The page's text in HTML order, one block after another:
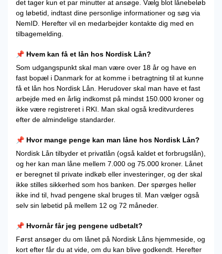
det tager kun et par minutter at ansøge. Vælg blot lånebeløb
og løbetid, indtast dine personlige informationer og søg via
NemID. Herefter vil en medarbejder kontakte dig med en
tilbagemelding.
📌 Hvem kan få et lån hos Nordisk Lån?
Som udgangspunkt skal man være over 18 år og have en
fast bopæl i Danmark for at komme i betragtning til at kunne
få et lån hos Nordisk Lån. Herudover skal man have et fast
arbejde med en årlig indkomst på mindst 150.000 kroner og
ikke være registreret i RKI. Man skal også kreditvurderes
efter de almindelige standarder.
📌 Hvor mange penge kan man låne hos Nordisk Lån?
Nordisk Lån tilbyder et privatlån (også kaldet et forbrugslån),
og her kan man låne mellem 7.000 og 75.000 kroner. Lånet
er beregnet til private indkøb eller investeringer, og der skal
ikke stilles sikkerhed som hos banken. Der spørges heller
ikke ind til, hvad pengene skal bruges til. Man vælger også
selv sin løbetid på mellem 12 og 72 måneder.
📌 Hvornår får jeg pengene udbetalt?
Først ansøger du om lånet på Nordisk Låns hjemmeside, og
kort efter får du at vide, om du kan blive godkendt. Herefter